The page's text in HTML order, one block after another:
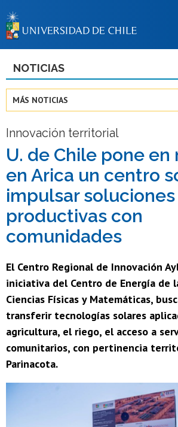
BIBLIOTECAS
Estudiantes
Académicas/os
Funcionarias/os
Egresadas/os
NOTICIAS
MÁS NOTICIAS
Innovación territorial
U. de Chile pone en
en Arica un centro
impulsar soluciones
productivas con
comunidades
El Centro Regional de Innovación
iniciativa del Centro de Energía de
Ciencias Físicas y Matemáticas,
transferir tecnologías solares
agricultura, el riego, el acceso a
comunitarios, con pertinencia
Parinacota.